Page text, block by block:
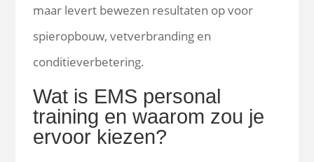
maar levert bewezen resultaten op voor
spieropbouw, vetverbranding en
conditieverbetering.
Wat is EMS personal
training en waarom zou je
ervoor kiezen?